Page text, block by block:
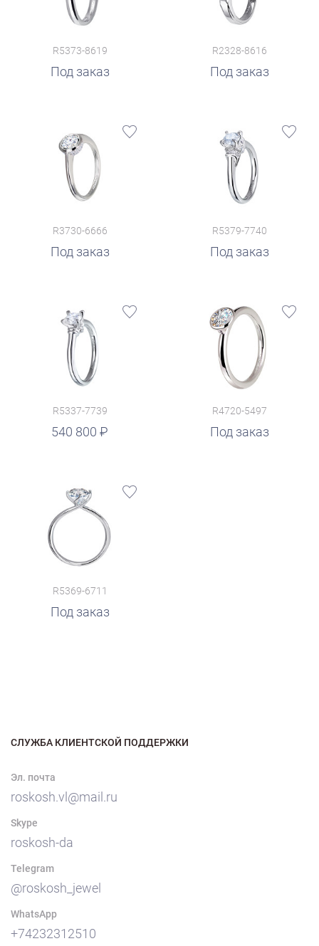
R5373-8619
Под заказ
R2328-8616
Под заказ
R3730-6666
Под заказ
R5379-7740
Под заказ
R5337-7739
540 800
R4720-5497
Под заказ
R5369-6711
Под заказ
СЛУЖБА КЛИЕНТСКОЙ ПОДДЕРЖКИ
Эл. почта
roskosh.vl@mail.ru
Skype
roskosh-da
Telegram
@roskosh_jewel
WhatsApp
+74232312510